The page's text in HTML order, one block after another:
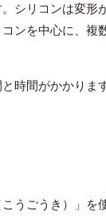
シリコンは変形
ンを中心に、
時間がかかり
うごうき）」を